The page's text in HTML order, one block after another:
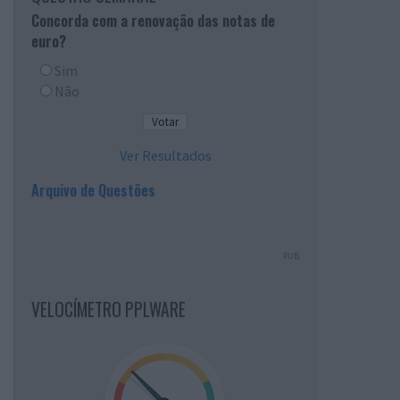
Concorda com a renovação das notas de
euro?
Sim
Não
Ver Resultados
Arquivo de Questões
PUB
VELOCÍMETRO PPLWARE